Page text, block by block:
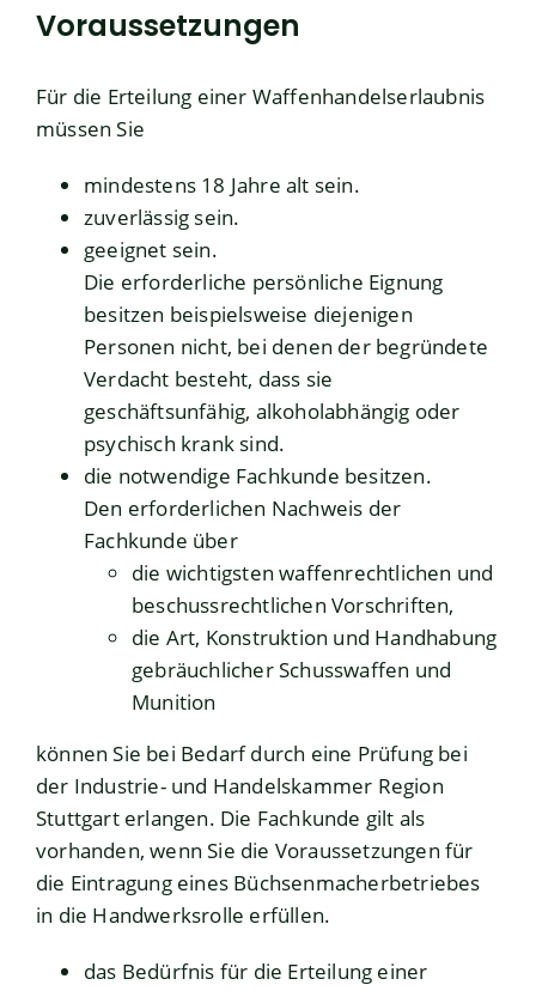
Voraussetzungen
Für die Erteilung einer Waffenhandelserlaubnis
müssen Sie
mindestens 18 Jahre alt sein.
zuverlässig sein.
geeignet sein.
Die erforderliche persönliche Eignung
besitzen beispielsweise diejenigen
Personen nicht, bei denen der begründete
Verdacht besteht, dass sie
geschäftsunfähig, alkoholabhängig oder
psychisch krank sind.
die notwendige Fachkunde besitzen.
Den erforderlichen Nachweis der
Fachkunde über
die wichtigsten waffenrechtlichen und
beschussrechtlichen Vorschriften,
die Art, Konstruktion und Handhabung
gebräuchlicher Schusswaffen und
Munition
können Sie bei Bedarf durch eine Prüfung bei
der Industrie- und Handelskammer Region
Stuttgart erlangen. Die Fachkunde gilt als
vorhanden, wenn Sie die Voraussetzungen für
die Eintragung eines Büchsenmacherbetriebes
in die Handwerksrolle erfüllen.
das Bedürfnis für die Erteilung einer